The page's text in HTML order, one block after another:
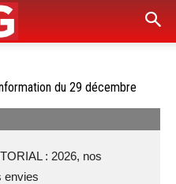
du 29 décembre
: 2026, nos
envies